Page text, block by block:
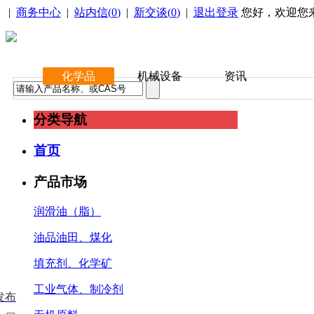
| 商务中心 | 站内信(0) | 新交谈(0) | 退出登录 您好，欢迎您
化学品 机械设备 资讯
分类导航
首页
产品市场
润滑油（脂）
油品油田、煤化
填充剂、化学矿
工业气体、制冷剂
布